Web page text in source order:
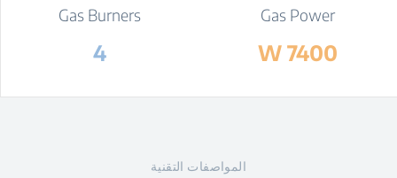
Gas Power
7400 W
Gas Burners
4
المواصفات التقنية